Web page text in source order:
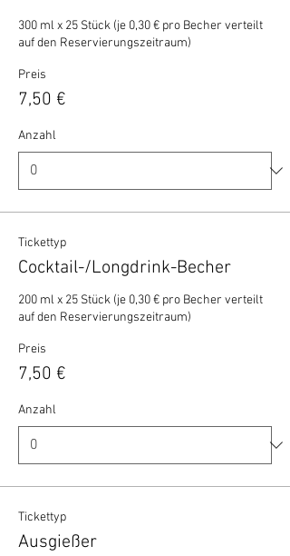
300 ml x 25 Stück (je 0,30 € pro Becher verteilt
auf den Reservierungszeitraum)
Preis
7,50 €
Anzahl
Tickettyp
Cocktail-/Longdrink-Becher
200 ml x 25 Stück (je 0,30 € pro Becher verteilt
auf den Reservierungszeitraum)
Preis
7,50 €
Anzahl
Tickettyp
Ausgießer